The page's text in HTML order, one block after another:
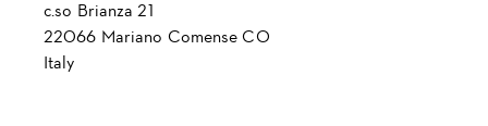
c.so Brianza 21
22066 Mariano Comense CO
Italy